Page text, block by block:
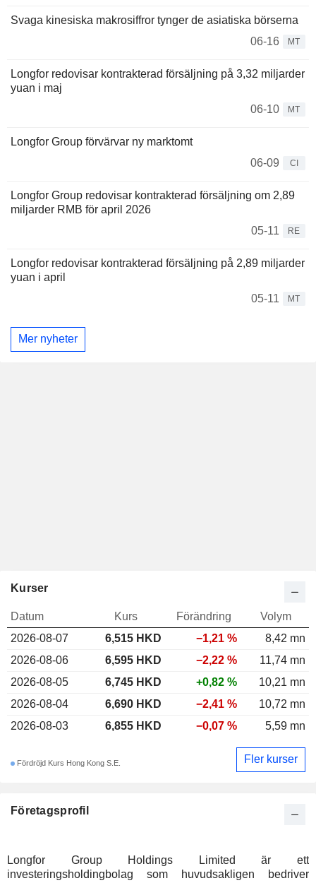
Svaga kinesiska makrosiffror tynger de asiatiska börserna
06-16
MT
Longfor redovisar kontrakterad försäljning på 3,32 miljarder
yuan i maj
06-10
MT
Longfor Group förvärvar ny marktomt
06-09
CI
Longfor Group redovisar kontrakterad försäljning om 2,89
miljarder RMB för april 2026
05-11
RE
Longfor redovisar kontrakterad försäljning på 2,89 miljarder
yuan i april
05-11
MT
Mer nyheter
Företagsprofil
Longfor Group Holdings Limited är ett
investeringsholdingbolag som huvudsakligen bedriver
Kurser
Datum Kurs Förändring
Volym
2026-08-07
6,515 HKD −1,21 %
8,42 mn
2026-08-06
6,595 HKD −2,22 %
11,74 mn
2026-08-05
6,745 HKD +0,82 %
10,21 mn
2026-08-04
6,690 HKD −2,41 %
10,72 mn
2026-08-03
6,855 HKD −0,07 % 5,59 mn
Fördröjd Kurs Hong Kong S.E. Fler kurser